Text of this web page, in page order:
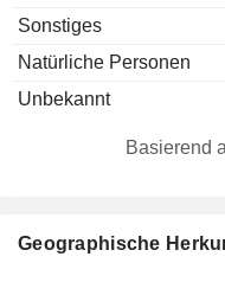
Sonstiges
Natürliche Personen
Unbekannt
Basierend
Geographische